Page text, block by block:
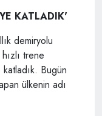
KATLADIK'
demiryolu
trene
Bugün
ülkenin adı